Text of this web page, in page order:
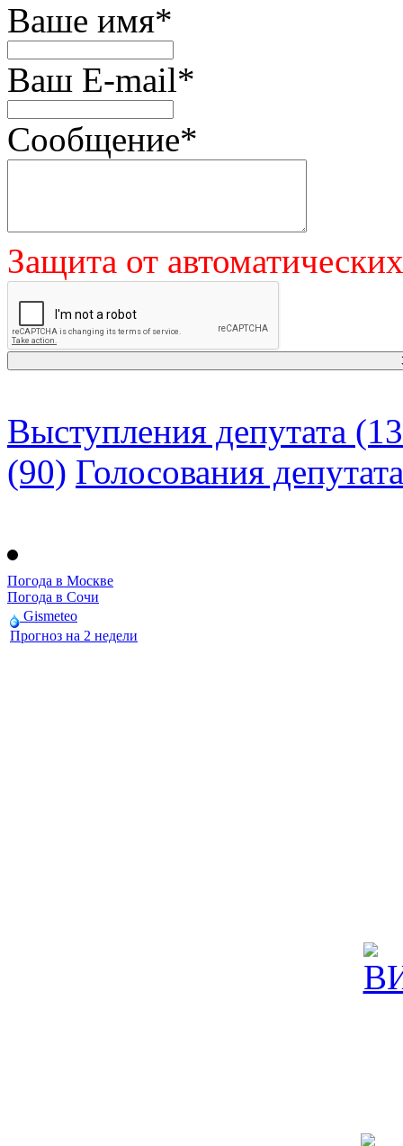
Ваше имя*
Ваш E-mail*
Сообщение*
Защита от
Выступления депутата
(90) Голосования депутата
Погода в Москве
Погода в Сочи
Gismeteo
Прогноз на 2 недели